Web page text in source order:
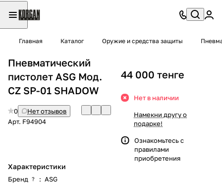
Главная Каталог Оружие и средства защиты
Пневматический
пистолет ASG Мод.
CZ SP-01 SHADOW
0
Нет отзывов
Арт. F94904
Характеристики
Бренд ? : ASG
44 000 тенге
Нет в наличии
Намекни другу о
подарке!
Ознакомьтесь с
правилами
приобретения